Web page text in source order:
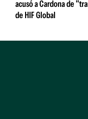
acusó a Cardona de
de HIF Global